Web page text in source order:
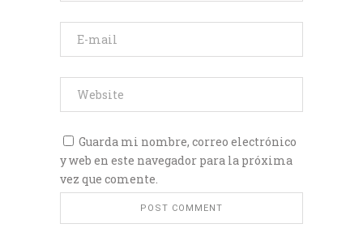
Guarda mi nombre, correo electrónico
y web en este navegador para la próxima
vez que comente.